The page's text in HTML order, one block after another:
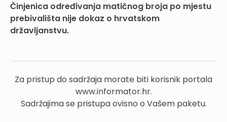
Činjenica određivanja matičnog broja po mjestu
prebivališta nije dokaz o hrvatskom
državljanstvu.
Za pristup do sadržaja morate biti korisnik portala
www.informator.hr.
Sadržajima se pristupa ovisno o Vašem paketu.